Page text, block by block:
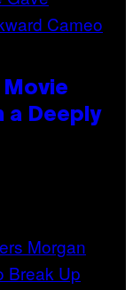
Movie
a Deeply